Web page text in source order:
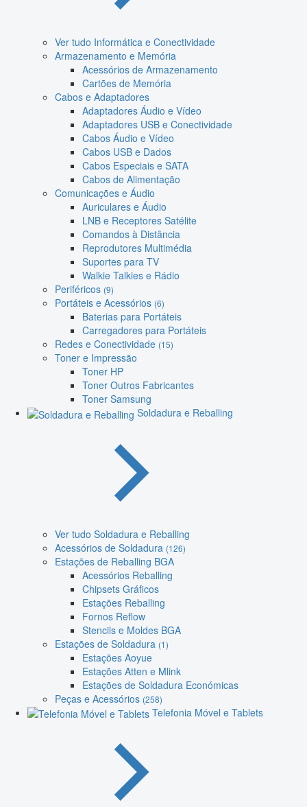
Ver tudo Informática e Conectividade
Armazenamento e Memória
Acessórios de Armazenamento
Cartões de Memória
Cabos e Adaptadores
Adaptadores Áudio e Vídeo
Adaptadores USB e Conectividade
Cabos Áudio e Vídeo
Cabos USB e Dados
Cabos Especiais e SATA
Cabos de Alimentação
Comunicações e Áudio
Auriculares e Áudio
LNB e Receptores Satélite
Comandos à Distância
Reprodutores Multimédia
Suportes para TV
Walkie Talkies e Rádio
Periféricos (9)
Portáteis e Acessórios (6)
Baterias para Portáteis
Carregadores para Portáteis
Redes e Conectividade (15)
Toner e Impressão
Toner HP
Toner Outros Fabricantes
Toner Samsung
Soldadura e Reballing
Ver tudo Soldadura e Reballing
Acessórios de Soldadura (126)
Estações de Reballing BGA
Acessórios Reballing
Chipsets Gráficos
Estações Reballing
Fornos Reflow
Stencils e Moldes BGA
Estações de Soldadura (1)
Estações Aoyue
Estações Atten e Mlink
Estações de Soldadura Económicas
Peças e Acessórios (258)
Telefonia Móvel e Tablets